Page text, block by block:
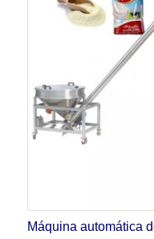
Máquina automática